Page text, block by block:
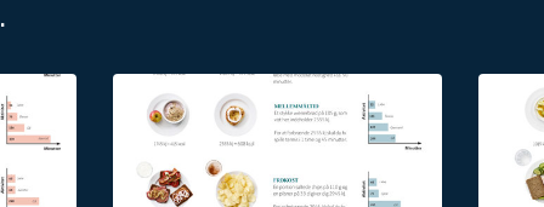
'Vidste du at..' sund mad og råderumsfødevarer: